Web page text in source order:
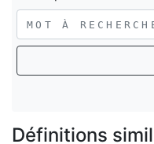
Définitions